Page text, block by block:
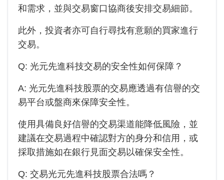
和需求，並與交易窗口協商後安排交易細節。
此外，投資者亦可自行尋找有意願的買家進行
交易。
Q: 光元先進科技交易的安全性如何保障？
A: 光元先進科技股票的交易應透過有信譽的交
易平台或盤商來保障安全性。
使用具備良好信譽的交易渠道能降低風險，並
建議在交易過程中確認對方的身分和信用，或
採取措施如在銀行見面交易以確保安全性。
Q: 交易光元先進科技股票合法嗎？